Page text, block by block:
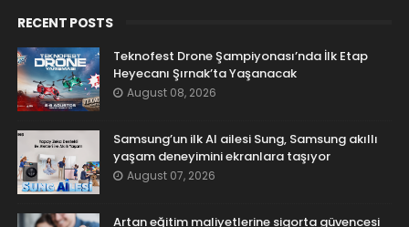
RECENT POSTS
Teknofest Drone Şampiyonası’nda İlk Etap
Heyecanı Şırnak’ta Yaşanacak
August 08, 2026
Samsung’un ilk AI ailesi Sung, Samsung akıllı
yaşam deneyimini ekranlara taşıyor
August 07, 2026
Artan eğitim maliyetlerine sigorta güvencesi